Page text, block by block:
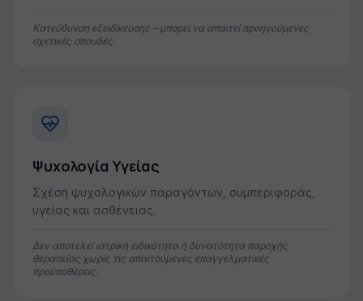
Κατεύθυνση εξειδίκευσης – μπορεί να απαιτεί προηγούμενες
σχετικές σπουδές.
Ψυχολογία Υγείας
Σχέση ψυχολογικών παραγόντων, συμπεριφοράς,
υγείας και ασθένειας.
Δεν αποτελεί ιατρική ειδικότητα ή δυνατότητα παροχής
θεραπείας χωρίς τις απαιτούμενες επαγγελματικές
προϋποθέσεις.